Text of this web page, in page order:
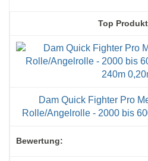
Dam Quick Fighter Pro
Rolle/Angelrolle - 2000 bis